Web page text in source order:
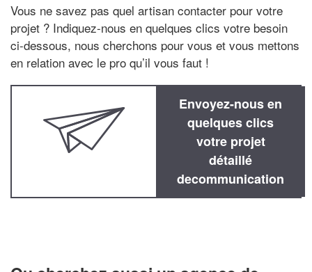
Vous ne savez pas quel artisan contacter pour votre
projet ? Indiquez-nous en quelques clics votre besoin
ci-dessous, nous cherchons pour vous et vous mettons
en relation avec le pro qu’il vous faut !
Envoyez-nous en
quelques clics
votre projet
détaillé
decommunication